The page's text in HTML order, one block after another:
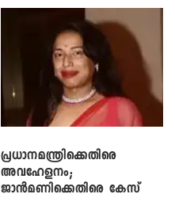
പ്രധാനമന്ത്രിക്കെതിരെ
അവഹേളനം;
ജാൻമണിക്കെതിരെ കേസ്